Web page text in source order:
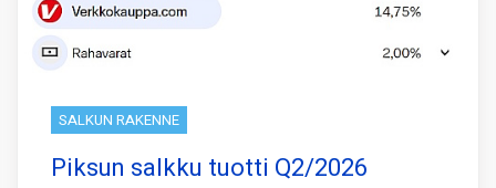
SALKUN RAKENNE
Piksun salkku tuotti Q2/2026